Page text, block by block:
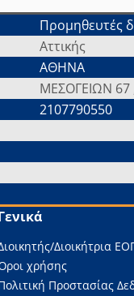
Προμηθευτές
Αττικής
ΑΘΗΝΑ
ΜΕΣΟΓΕΙΩΝ
2107790550
Διοικήτρια
χρήσης
Προστασίας